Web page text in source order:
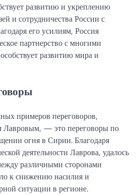
развитию и укреплению
и сотрудничества России с
его усилиям, Россия
партнерство с многими
развитию мира и
примеров переговоров,
Лавровым, — это переговоры по
огня в Сирии. Благодаря
деятельности Лаврова, удалось
различными сторонами
к снижению насилия и
ситуации в регионе.